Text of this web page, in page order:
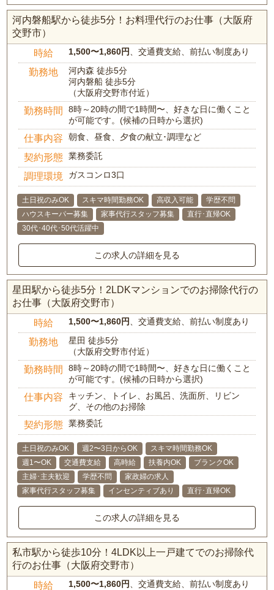
河内磐船駅から徒歩5分！お料理代行のお仕事（大阪府
交野市）
時給 1,500〜1,860円 、交通費支給、前払い制度あり
勤務地
河内森 徒歩5分
河内磐船 徒歩5分
（大阪府交野市付近）
勤務時間
8時～20時の間で1時間〜、好きな日に働くこと
が可能です。(候補の日時から選択)
仕事内容 朝食、昼食、夕食の献立･調理など
契約形態 業務委託
調理環境 ガスコンロ3口
土日祝のみOK スキマ時間勤務OK 高収入可能
学歴不問
ハウスキーパー募集
家事代行スタッフ募集
直行･直帰OK
30代･40代･50代活躍中
この求人の詳細を見る
星田駅から徒歩5分！2LDKマンションでのお掃除代行の
お仕事（大阪府交野市）
時給 1,500〜1,860円 、交通費支給、前払い制度あり
勤務地
星田 徒歩5分
（大阪府交野市付近）
勤務時間
8時～20時の間で1時間〜、好きな日に働くこと
が可能です。(候補の日時から選択)
仕事内容
キッチン、トイレ、お風呂、洗面所、リビン
グ、その他のお掃除
契約形態 業務委託
土日祝のみOK 週2〜3日からOK
スキマ時間勤務OK
週1〜OK
交通費支給 高時給 扶養内OK
ブランクOK
主婦･主夫歓迎
学歴不問
家政婦の求人
家事代行スタッフ募集
インセンティブあり 直行･直帰OK
この求人の詳細を見る
私市駅から徒歩10分！4LDK以上一戸建てでのお掃除代
行のお仕事（大阪府交野市）
時給 1,500〜1,860円 、交通費支給、前払い制度あり